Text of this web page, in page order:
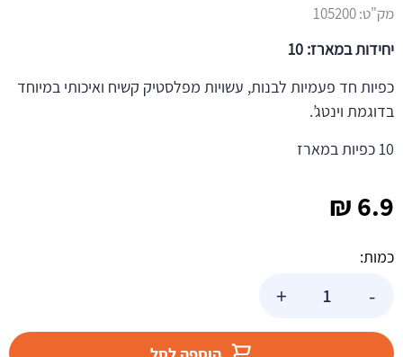
6.9
₪
כמות:
-
+
מק"ט:105200
יחידות במארז: 10
כפיות חד פעמיות לבנות, עשויות מפלסטיק קשיח ואיכותי במיוחד
בדוגמת וינטג’.
10 כפיות במארז